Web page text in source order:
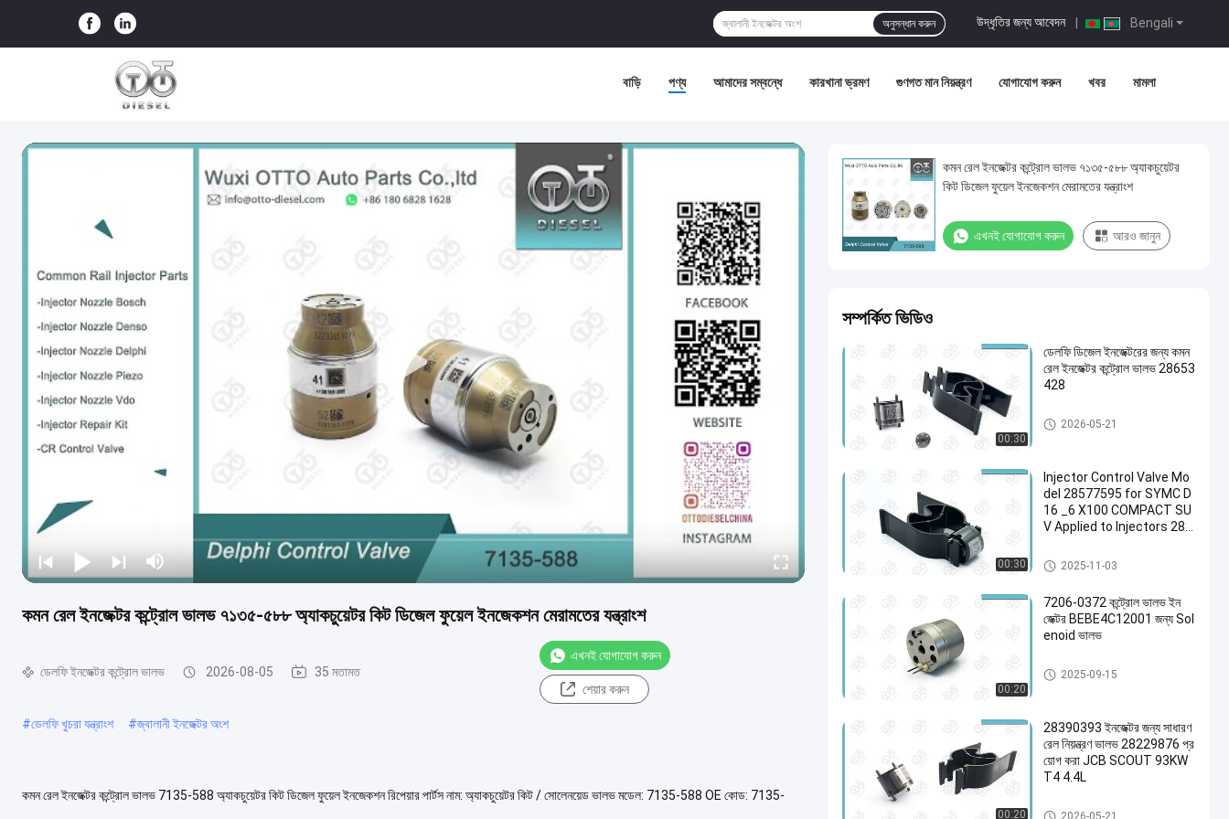
Bengali
উদ্ধৃতির জন্য আবেদন
অনুসন্ধান করুন
বাড়ি পণ্য আমাদের সম্বন্ধে কারখানা ভ্রমণ গুণগত মান নিয়ন্ত্রণ যোগাযোগ করুন খবর মামলা
কমন রেল ইনজেক্টর কন্ট্রোল ভালভ ৭১৩৫-৫৮৮ অ্যাকচুয়েটর কিট ডিজেল ফুয়েল ইনজেকশন মেরামতের যন্ত্রাংশ
ডেলফি ইনজেক্টর কন্ট্রোল ভালভ 2026-08-05 35 মতামত
এখনই যোগাযোগ করুন
শেয়ার করুন
#ডেলফি খুচরা যন্ত্রাংশ #জ্বালানী ইনজেক্টর অংশ
কমন রেল ইনজেক্টর কন্ট্রোল ভালভ 7135-588 অ্যাকচুয়েটর কিট ডিজেল ফুয়েল ইনজেকশন রিপেয়ার পার্টস নাম: অ্যাকচুয়েটর কিট / সোলেনয়েড ভালভ মডেল: 7135-588 OE কোড: 7135-
কমন রেল ইনজেক্টর কন্ট্রোল ভালভ ৭১৩৫-৫৮৮ অ্যাকচুয়েটর
কিট ডিজেল ফুয়েল ইনজেকশন মেরামতের যন্ত্রাংশ
এখনই যোগাযোগ করুন আরও জানুন
সম্পর্কিত ভিডিও
00:30
ডেলফি ডিজেল ইনজেক্টরের জন্য কমন
রেল ইনজেক্টর কন্ট্রোল ভালভ 28653
428
ডেলফি ইনজেক্টর কন্ট্রোল ভালভ
2026-05-21
00:30
Injector Control Valve Mo
del 28577595 for SYMC D
16 _6 X100 COMPACT SU
V Applied to Injectors 283
ডেলফি ইনজেক্টর কন্ট্রোল ভালভ
2025-11-03
00:20
7206-0372 কন্ট্রোল ভালভ ইন
জেক্টর BEBE4C12001 জন্য Sol
enoid ভালভ
ডেলফি ইনজেক্টর কন্ট্রোল ভালভ
2025-09-15
00:20
28390393 ইনজেক্টর জন্য সাধারণ
রেল নিয়ন্ত্রণ ভালভ 28229876 প্র
য়োগ করা JCB SCOUT 93KW
T4 4.4L
ডেলফি ইনজেক্টর কন্ট্রোল ভালভ
2026-05-21